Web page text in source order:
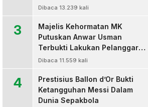
Dibaca 13.239 kali
3
Majelis Kehormatan MK
Putuskan Anwar Usman
Terbukti Lakukan Pelanggaran
Berat Kode Etik dan
Dibaca 11.559 kali
4
Prestisius Ballon d’Or Bukti
Ketangguhan Messi Dalam
Dunia Sepakbola